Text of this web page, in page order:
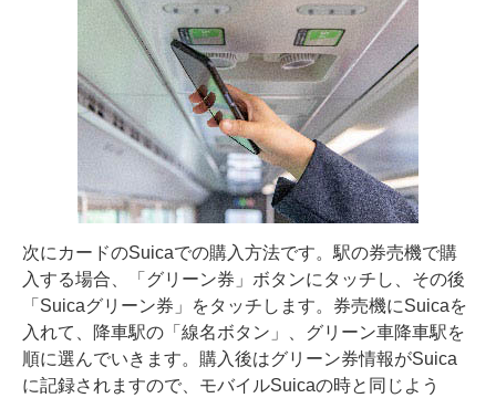
次にカードのSuicaでの購入方法です。駅の券売機で購
入する場合、「グリーン券」ボタンにタッチし、その後
「Suicaグリーン券」をタッチします。券売機にSuicaを
入れて、降車駅の「線名ボタン」、グリーン車降車駅を
順に選んでいきます。購入後はグリーン券情報がSuica
に記録されますので、モバイルSuicaの時と同じよう